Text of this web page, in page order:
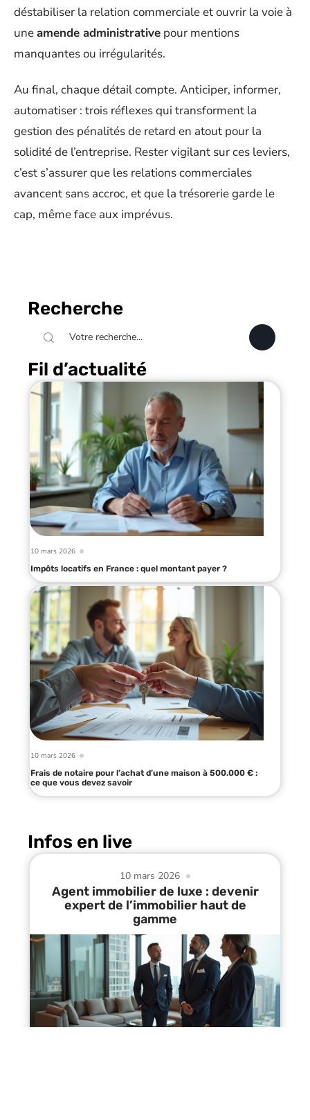
déstabiliser la relation commerciale et ouvrir la voie à
uneamende administrative pour mentions
manquantes ou irrégularités.
Au final, chaque détail compte. Anticiper, informer,
automatiser : trois réflexes qui transforment la
gestion des pénalités de retard en atout pour la
solidité de l’entreprise. Rester vigilant sur ces leviers,
c’est s’assurer que les relations commerciales
avancent sans accroc, et que la trésorerie garde le
cap, même face aux imprévus.
Recherche
Fil d’actualité
10 mars 2026
Impôts locatifs en France : quel montant payer ?
10 mars 2026
Frais de notaire pour l’achat d’une maison à 500.000 € :
ce que vous devez savoir
Infos en live
10 mars 2026
Agent immobilier de luxe : devenir
expert de l’immobilier haut de
gamme